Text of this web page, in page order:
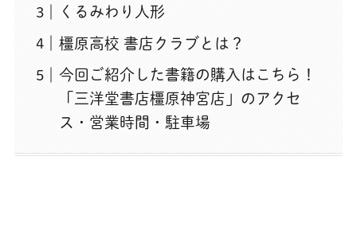
くるみわり人形
橿原高校 書店クラブとは？
今回ご紹介した書籍の購入はこちら！
「三洋堂書店橿原神宮店」のアクセ
ス・営業時間・駐車場